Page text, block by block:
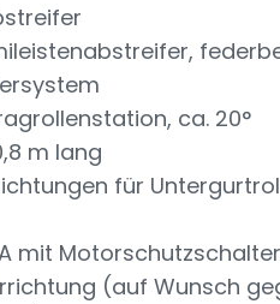
ca. 20°
m lang
für
A mit Motorschutzschalter
(auf Wunsch